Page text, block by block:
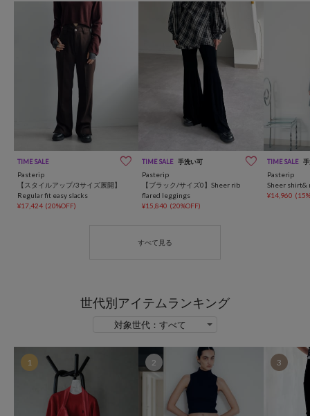
TIME SALE
Pasterip
【スタイルアップ/3サイズ展開】
Regular fit easy slacks
¥17,424 (20%OFF)
TIME SALE 手洗い可
Pasterip
【ブラック/サイズ0】Sheer rib
flared leggings
¥15,840 (20%OFF)
TIME SALE
Pasterip
Sheer shirt&
¥14,960
世代別アイテムランキング
1 2 3